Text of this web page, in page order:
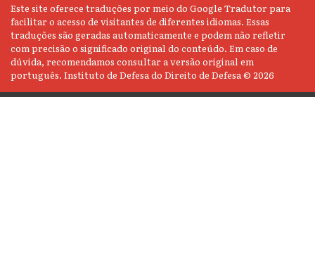
Este site oferece traduções por meio do Google Tradutor para
facilitar o acesso de visitantes de diferentes idiomas. Essas
traduções são geradas automaticamente e podem não refletir
com precisão o significado original do conteúdo. Em caso de
dúvida, recomendamos consultar a versão original em
português. Instituto de Defesa do Direito de Defesa © 2026